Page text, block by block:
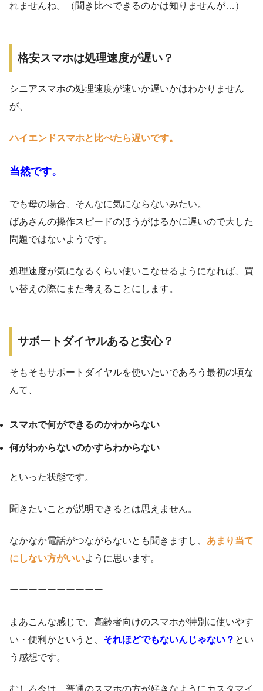
れませんね。（聞き比べできるのかは知りませんが…）
格安スマホは処理速度が遅い？
シニアスマホの処理速度が速いか遅いかはわかりません
が、
ハイエンドスマホと比べたら遅いです。
当然です。
でも母の場合、そんなに気にならないみたい。
ばあさんの操作スピードのほうがはるかに遅いので大した
問題ではないようです。
処理速度が気になるくらい使いこなせるようになれば、買
い替えの際にまた考えることにします。
サポートダイヤルあると安心？
そもそもサポートダイヤルを使いたいであろう最初の頃な
んて、
スマホで何ができるのかわからない
何がわからないのかすらわからない
といった状態です。
聞きたいことが説明できるとは思えません。
なかなか電話がつながらないとも聞きますし、 あまり当て
にしない方がいいように思います。
ーーーーーーーーーー
まあこんな感じで、高齢者向けのスマホが特別に使いやす
い・便利かというと、 それほどでもないんじゃない？ とい
う感想です。
むしろ今は、普通のスマホの方が好きなようにカスタマイ